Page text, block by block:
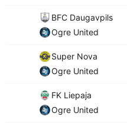
BFC Daugavpils
Ogre United
Super Nova
Ogre United
FK Liepaja
Ogre United